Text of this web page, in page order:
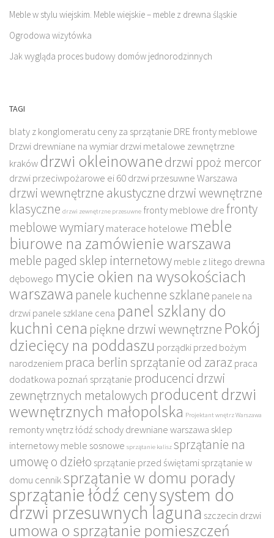
Meble w stylu wiejskim. Meble wiejskie – meble z drewna śląskie
Ogrodowa wizytówka
Jak wygląda proces budowy domów jednorodzinnych
TAGI
blaty z konglomeratu ceny za sprzątanie DRE fronty meblowe
Drzwi drewniane na wymiardrzwi metalowe zewnętrzne
kraków drzwi okleinowanedrzwi ppoż mercor
drzwi przeciwpożarowe ei 60drzwi przesuwne Warszawa
drzwi wewnętrzne akustycznedrzwi wewnętrzne
klasyczne drzwi zewnętrzne przesuwne fronty meblowe drefronty
meblowe wymiarymaterace hotelowe meble
biurowe na zamówienie warszawa
meble paged sklep internetowymeble z litego drewna
dębowego mycie okien na wysokościach
warszawa panele kuchenne szklane panele na
drzwipanele szklane cena panel szklany do
kuchni cena piękne drzwi wewnętrzne Pokój
dziecięcy na poddaszu porządki przed bożym
narodzeniem praca berlin sprzątanie od zarazpraca
dodatkowa poznań sprzątanie producenci drzwi
zewnętrznych metalowych producent drzwi
wewnętrznych małopolska Projektant wnętrz Warszawa
remonty wnętrz łódź schody drewniane warszawa sklep
internetowy meble sosnowe sprzątanie kalisz sprzątanie na
umowę o dzieło sprzątanie przed świętamisprzątanie w
domu cenniksprzątanie w domu porady
sprzątanie łódź cenysystem do
drzwi przesuwnych laguna szczecin drzwi
umowa o sprzątanie pomieszczeń